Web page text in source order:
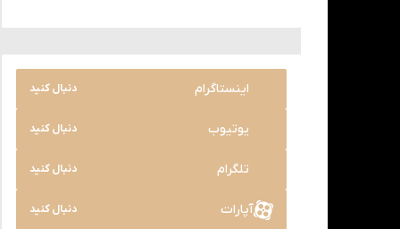
اینستاگرام دنبال کنید
یوتیوب دنبال کنید
تلگرام دنبال کنید
آپارات دنبال کنید